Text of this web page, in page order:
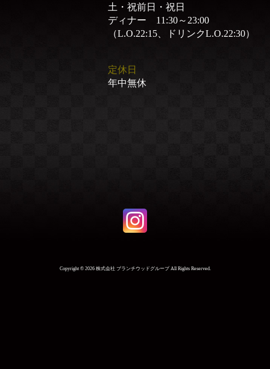
土・祝前日・祝日
ディナー 11:30～23:00
（L.O.22:15、ドリンクL.O.22:30）
定休日
年中無休
Copyright © 2026 株式会社 ブランチウッドグループ All Rights Reserved.